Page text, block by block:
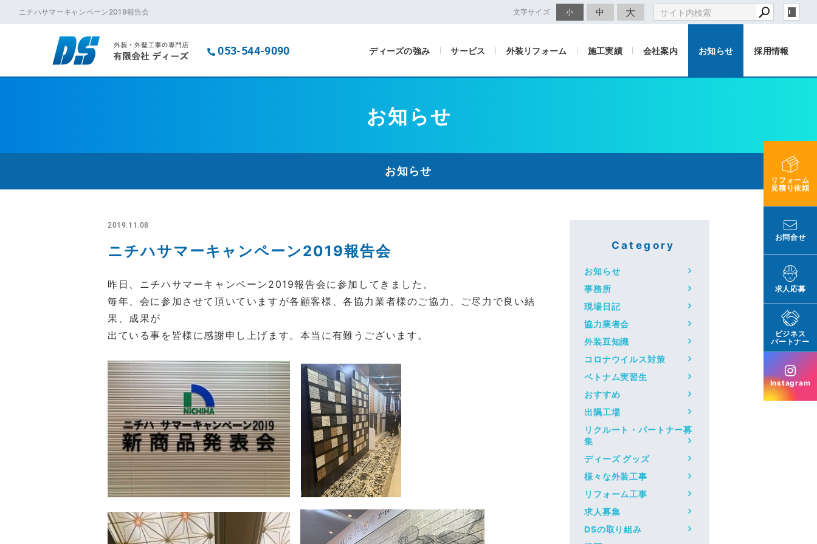
ニチハサマーキャンペーン2019報告会 文字サイズ 小 中 大
053-544-9090 ディーズの強み サービス 外装リフォーム 施工実績 会社案内 お知らせ 採用情報
リフォーム
見積り依頼
お問合せ
求人応募
ビジネス
パートナー
Instagram
お知らせ
お知らせ
2019.11.08
ニチハサマーキャンペーン2019報告会
昨日、ニチハサマーキャンペーン2019報告会に参加してきました。
毎年、会に参加させて頂いていますが各顧客様、各協力業者様のご協力、ご尽力で良い結
果、成果が
出ている事を皆様に感謝申し上げます。本当に有難うございます。
Category
お知らせ
事務所
現場日記
協力業者会
外装豆知識
コロナウイルス対策
ベトナム実習生
おすすめ
出隅工場
リクルート・パートナー募
集
ディーズ グッズ
様々な外装工事
リフォーム工事
求人募集
DSの取り組み